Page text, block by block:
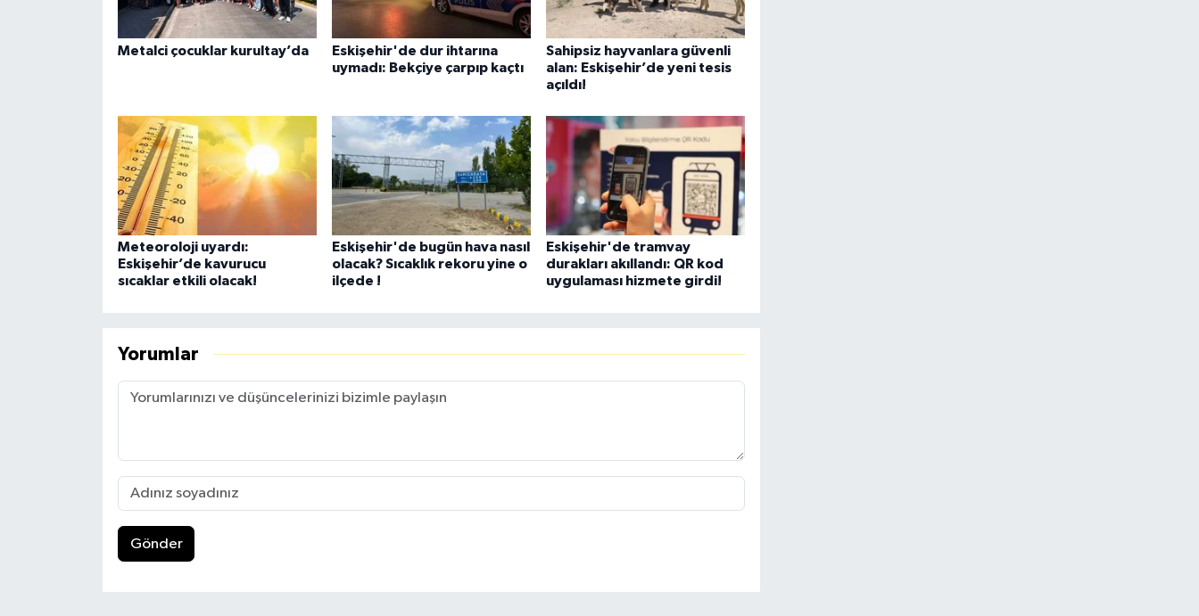
Metalci çocuklar kurultay’da
Eskişehir'de dur ihtarına
uymadı: Bekçiye çarpıp kaçtı
Sahipsiz hayvanlara güvenli
alan: Eskişehir’de yeni tesis
açıldı!
Meteoroloji uyardı:
Eskişehir’de kavurucu
sıcaklar etkili olacak!
Eskişehir'de bugün hava nasıl
olacak? Sıcaklık rekoru yine o
ilçede !
Eskişehir'de tramvay
durakları akıllandı: QR kod
uygulaması hizmete girdi!
Yorumlar
Gönder